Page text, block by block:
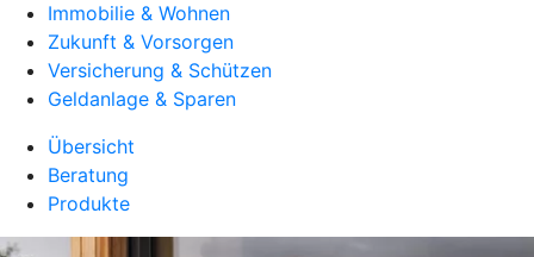
Immobilie & Wohnen
Zukunft & Vorsorgen
Versicherung & Schützen
Geldanlage & Sparen
Übersicht
Beratung
Produkte